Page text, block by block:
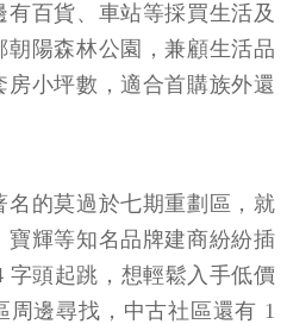
百貨、車站等採買生活及
陽森林公園，兼顧生活品
小坪數，適合首購族外還
的莫過於七期重劃區，就
輝等知名品牌建商紛紛插
字頭起跳，想輕鬆入手低價
周邊尋找，中古社區還有 1